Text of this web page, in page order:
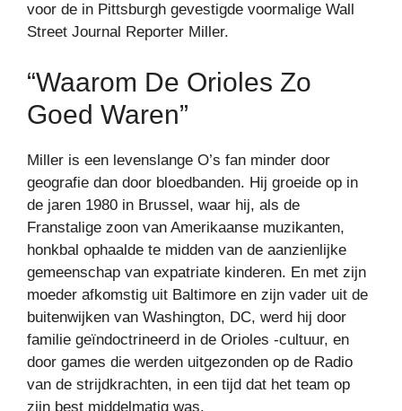
voor de in Pittsburgh gevestigde voormalige Wall
Street Journal Reporter Miller.
“Waarom De Orioles Zo
Goed Waren”
Miller is een levenslange O’s fan minder door
geografie dan door bloedbanden. Hij groeide op in
de jaren 1980 in Brussel, waar hij, als de
Franstalige zoon van Amerikaanse muzikanten,
honkbal ophaalde te midden van de aanzienlijke
gemeenschap van expatriate kinderen. En met zijn
moeder afkomstig uit Baltimore en zijn vader uit de
buitenwijken van Washington, DC, werd hij door
familie geïndoctrineerd in de Orioles -cultuur, en
door games die werden uitgezonden op de Radio
van de strijdkrachten, in een tijd dat het team op
zijn best middelmatig was.